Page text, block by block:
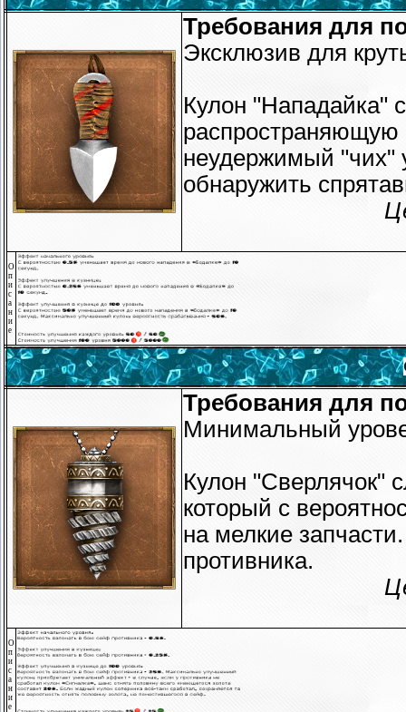
Требования для
Эксклюзив для
Кулон "Нападайка"
распространяющую
неудержимый "чих"
обнаружить
О
п
и
с
а
н
и
е
Требования для
Минимальный
Кулон "Сверлячок"
который с
на мелкие
противника.
О
п
и
с
а
н
и
е